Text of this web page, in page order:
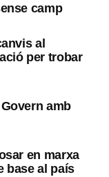
camp
al
per trobar
amb
en marxa
base al país